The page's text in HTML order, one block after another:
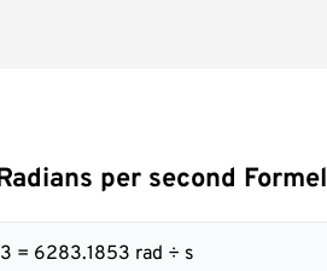
per second Formel
= 6283.1853 rad ÷ s